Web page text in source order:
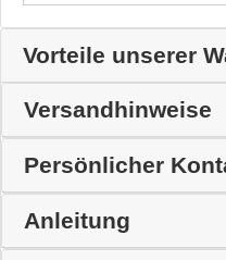
Vorteile unserer
Versandhinweise
Persönlicher
Anleitung